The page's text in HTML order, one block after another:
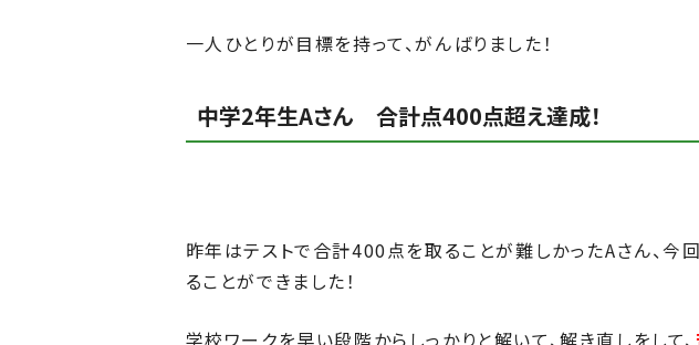
一人ひとりが目標を持って、がんばりました！
中学2年生Aさん 合計点400点超え達成！
昨年はテストで合計400点を取ることが難しかったAさん、
ることができました！
学校ワークを早い段階からしっかりと解いて、解き直しをして、